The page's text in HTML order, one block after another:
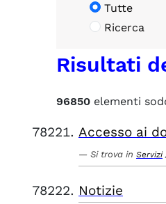
Tutte
Ricerca
Risultati
96850 elementi
Accesso ai
Si trova in Servizi
Notizie